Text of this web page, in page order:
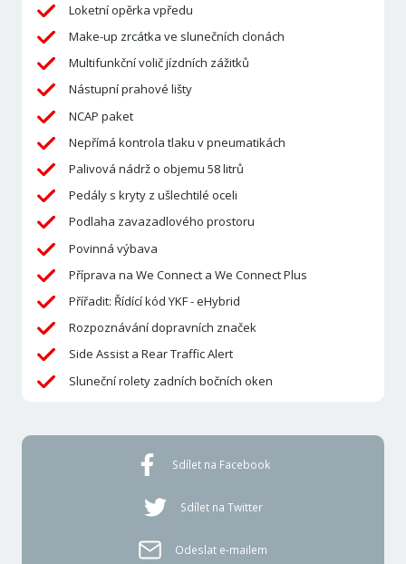
Loketní opěrka vpředu
Make-up zrcátka ve slunečních clonách
Multifunkční volič jízdních zážitků
Nástupní prahové lišty
NCAP paket
Nepřímá kontrola tlaku v pneumatikách
Palivová nádrž o objemu 58 litrů
Pedály s kryty z ušlechtilé oceli
Podlaha zavazadlového prostoru
Povinná výbava
Příprava na We Connect a We Connect Plus
Přířadit: Řídící kód YKF - eHybrid
Rozpoznávání dopravních značek
Side Assist a Rear Traffic Alert
Sluneční rolety zadních bočních oken
Sdílet na Facebook
Sdílet na Twitter
Odeslat e-mailem